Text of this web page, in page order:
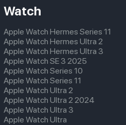
Watch
Apple Watch Hermes Series 11
Apple Watch Hermes Ultra 2
Apple Watch Hermes Ultra 3
Apple Watch SE 3 2025
Apple Watch Series 10
Apple Watch Series 11
Apple Watch Ultra 2
Apple Watch Ultra 2 2024
Apple Watch Ultra 3
Apple Watch Ultra